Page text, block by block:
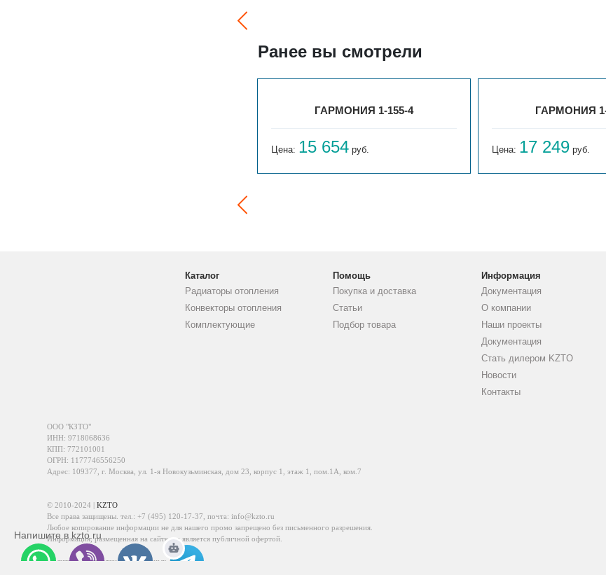
Ранее вы смотрели
ГАРМОНИЯ 1-155-4
Цена: 15 654 руб.
ГАРМОНИЯ 1-
Цена: 17 249 руб.
Каталог
Радиаторы отопления
Конвекторы отопления
Комплектующие
Помощь
Покупка и доставка
Статьи
Подбор товара
Информация
Документация
О компании
Наши проекты
Документация
Стать дилером KZTO
Новости
Контакты
ООО "КЗТО"
ИНН: 9718068636
КПП: 772101001
ОГРН: 1177746556250
Адрес: 109377, г. Москва, ул. 1-я Новокузьминская, дом 23, корпус 1, этаж 1, пом.1А, ком.7
© 2010-2024 | KZTO
Все права защищены. тел.: +7 (495) 120-17-37 , почта: info@kzto.ru
Любое копирование информации не для нашего промо запрещено без письменного разрешения.
Информация, размещенная на сайте, не является публичной офертой.
Политика обработки персональных данных
Напишите в kzto.ru